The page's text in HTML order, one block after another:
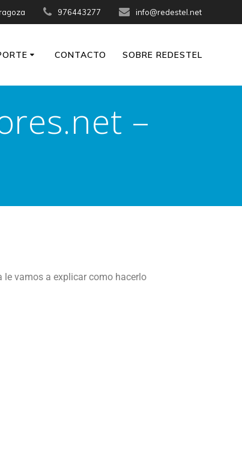
976443277 info@redestel.net
CONTACTO SOBRE REDESTEL
–
le vamos a explicar como hacerlo